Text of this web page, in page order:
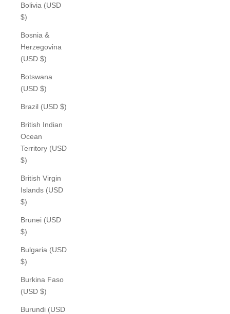
Bolivia (USD
$)
Bosnia &
Herzegovina
(USD $)
Botswana
(USD $)
Brazil (USD $)
British Indian
Ocean
Territory (USD
$)
British Virgin
Islands (USD
$)
Brunei (USD
$)
Bulgaria (USD
$)
Burkina Faso
(USD $)
Burundi (USD